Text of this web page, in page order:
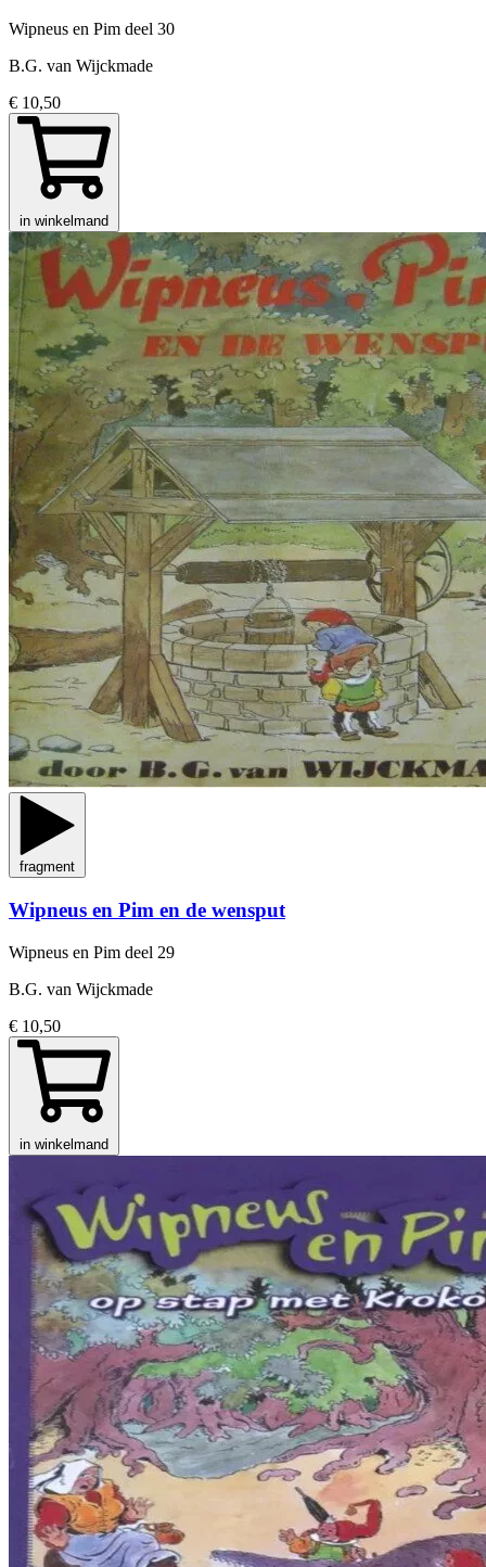
Wipneus en Pim deel 30
B.G. van Wijckmade
€ 10,50
in winkelmand
fragment
Wipneus en Pim en de wensput
Wipneus en Pim deel 29
B.G. van Wijckmade
€ 10,50
in winkelmand